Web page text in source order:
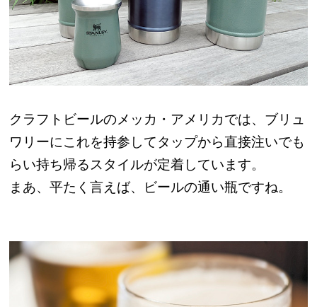
クラフトビールのメッカ・アメリカでは、ブリュ
ワリーにこれを持参してタップから直接注いでも
らい持ち帰るスタイルが定着しています。
まあ、平たく言えば、ビールの通い瓶ですね。